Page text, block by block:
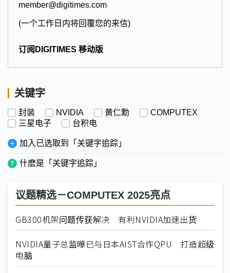
member@digitimes.com
(一个工作日内将回覆您的来信)
订阅DIGITIMES 移动版
关键字
封装 NVIDIA 黄仁勳
COMPUTEX
三星电子
台积电
加入已选取到「关键字追踪」
什麽是「关键字追踪」
议题精选－COMPUTEX 2025亮点
GB300机架问题传获解决 有利NVIDIA加速出货
NVIDIA量子总监曝已与日本AIST合作QPU 打造超级
电脑